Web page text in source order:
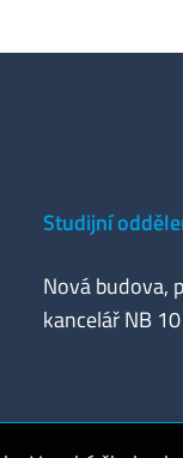
Studijní
Nová budova,
kancelář NB 10